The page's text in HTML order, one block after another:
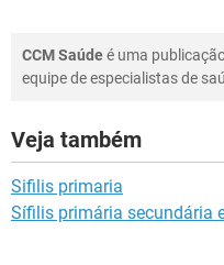
CCM Saúdeé uma
equipe de especialistas de
Veja também
Sifilis primaria
Sífilis primária secundária